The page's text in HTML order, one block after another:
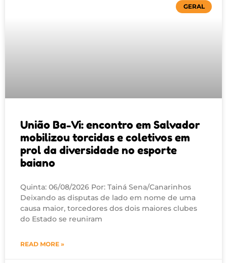
GERAL
União Ba-Vi: encontro em Salvador
mobilizou torcidas e coletivos em
prol da diversidade no esporte
baiano
Quinta: 06/08/2026 Por: Tainá Sena/Canarinhos
Deixando as disputas de lado em nome de uma
causa maior, torcedores dos dois maiores clubes
do Estado se reuniram
READ MORE »